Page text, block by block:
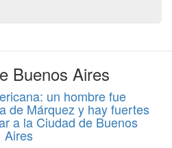
Buenos Aires
un hombre fue
de Márquez y hay fuertes
a la Ciudad de Buenos
Aires